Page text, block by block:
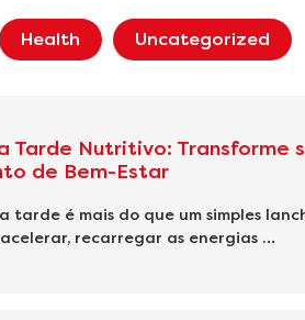
Health Uncategorized
Tarde Nutritivo: Transforme
de Bem-Estar
tarde é mais do que um simples
recarregar as energias …